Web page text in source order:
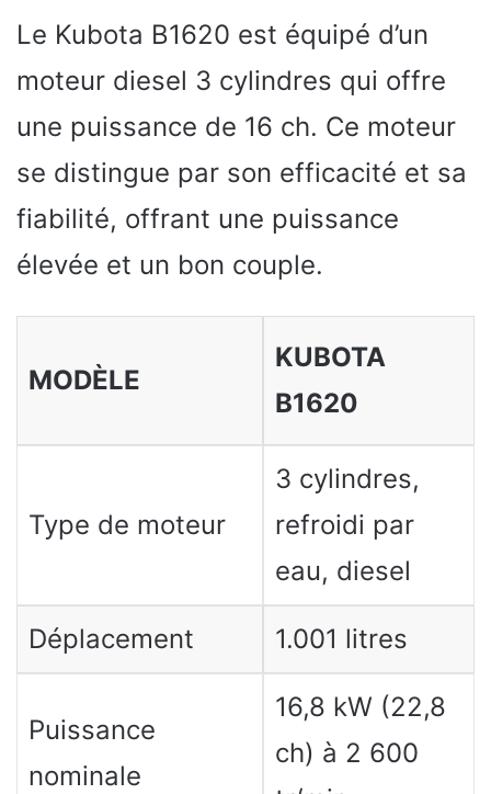
Le Kubota B1620 est équipé d’un
moteur diesel 3 cylindres qui offre
une puissance de 16 ch. Ce moteur
se distingue par son efficacité et sa
fiabilité, offrant une puissance
élevée et un bon couple.
MODÈLE
KUBOTA
B1620
Type de moteur
3 cylindres,
refroidi par
eau, diesel
Déplacement 1.001 litres
Puissance
nominale
16,8 kW (22,8
ch) à 2 600